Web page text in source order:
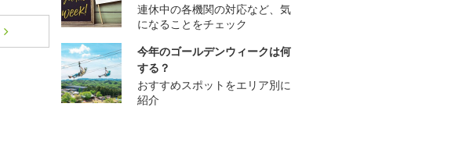
連休中の各機関の対応など、気
になることをチェック
今年のゴールデンウィークは何
する？
おすすめスポットをエリア別に
紹介